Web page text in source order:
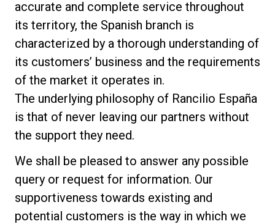
accurate and complete service throughout
its territory, the Spanish branch is
characterized by a thorough understanding of
its customers’ business and the requirements
of the market it operates in.
The underlying philosophy of Rancilio España
is that of never leaving our partners without
the support they need.
We shall be pleased to answer any possible
query or request for information. Our
supportiveness towards existing and
potential customers is the way in which we
研究室紹介
サスティナビリティ
接続